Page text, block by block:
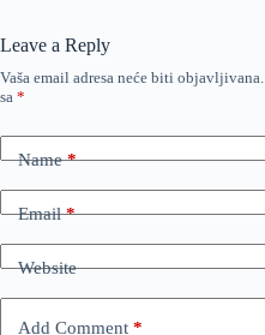
Leave a Reply
Vaša email adresa neće biti objavljivana.
sa *
Name*
Email*
Website
Add Comment *